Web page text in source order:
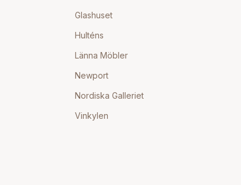
Glashuset
Hulténs
Länna Möbler
Newport
Nordiska Galleriet
Vinkylen